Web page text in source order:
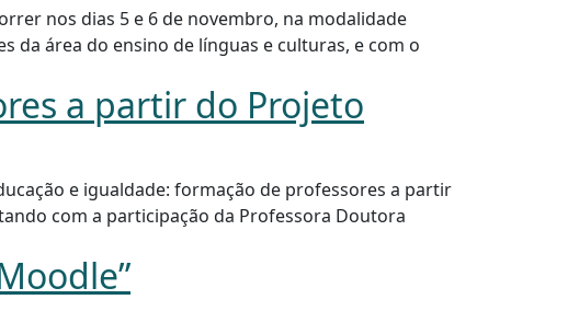
nos dias 5 e 6 de novembro, na modalidade
da área do ensino de línguas e culturas, e com o
a partir do Projeto
e igualdade: formação de professores a partir
com a participação da Professora Doutora